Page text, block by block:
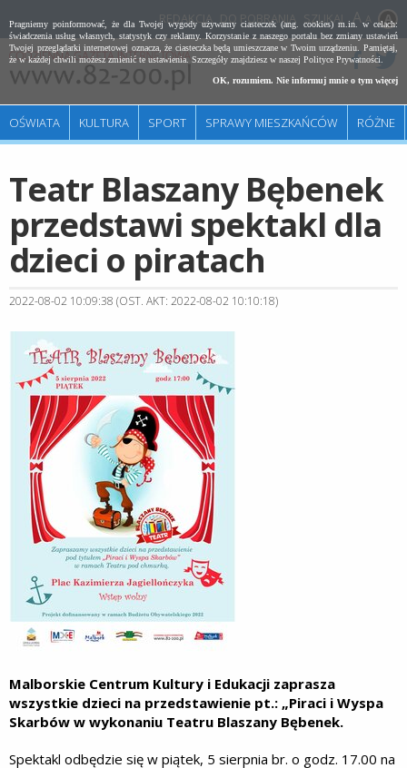
Pragniemy poinformować, że dla Twojej wygody używamy ciasteczek (ang. cookies) m.in. w celach:
świadczenia usług własnych, statystyk czy reklamy. Korzystanie z naszego portalu bez zmiany ustawień
Twojej przeglądarki internetowej oznacza, że ciasteczka będą umieszczane w Twoim urządzeniu. Pamiętaj,
że w każdej chwili możesz zmienić te ustawienia. Szczegóły znajdziesz w naszej Polityce Prywatności
OK, rozumiem. Nie informuj mnie o tym więcej
REDAKCJA DO POBRANIA SZUKAJ A
OŚWIATA KULTURA SPORT SPRAWY MIESZKAŃCÓW RÓŻNE
Teatr Blaszany Bębenek
przedstawi spektakl dla
dzieci o piratach
2022-08-02 10:09:38 (OST. AKT: 2022-08-02 10:10:18)
Malborskie Centrum Kultury i Edukacji zaprasza
wszystkie dzieci na przedstawienie pt.: „Piraci i Wyspa
Skarbów w wykonaniu Teatru Blaszany Bębenek.
Spektakl odbędzie się w piątek, 5 sierpnia br. o godz. 17.00 na